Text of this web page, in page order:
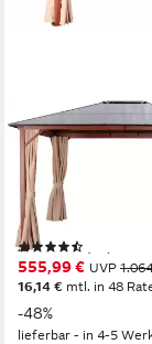
KONIFERA
Pavillon
aus Aluminium,
Polycarbonat, mit 4
Seitenteilen, BxT:
cm,
555,99 € UVP
16,14 € mtl. in 48
-48%
lieferbar - in 4-5